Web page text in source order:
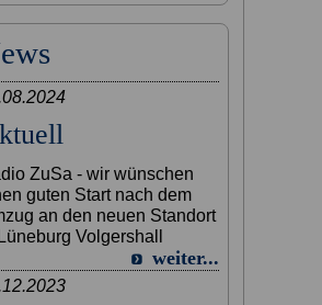
ZuSa - wir wünschen
guten Start nach dem
an den neuen Standort
Volgershall
weiter...